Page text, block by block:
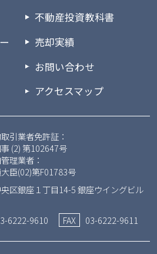
不動産投資教科書
売却実績
お問い合わせ
アクセスマップ
引業者免許証：
(2) 第102647号
理業者：
臣(02)第F01783号
区銀座１丁目14-5 銀座ウイングビル
6222-9610 FAX 03-6222-9611